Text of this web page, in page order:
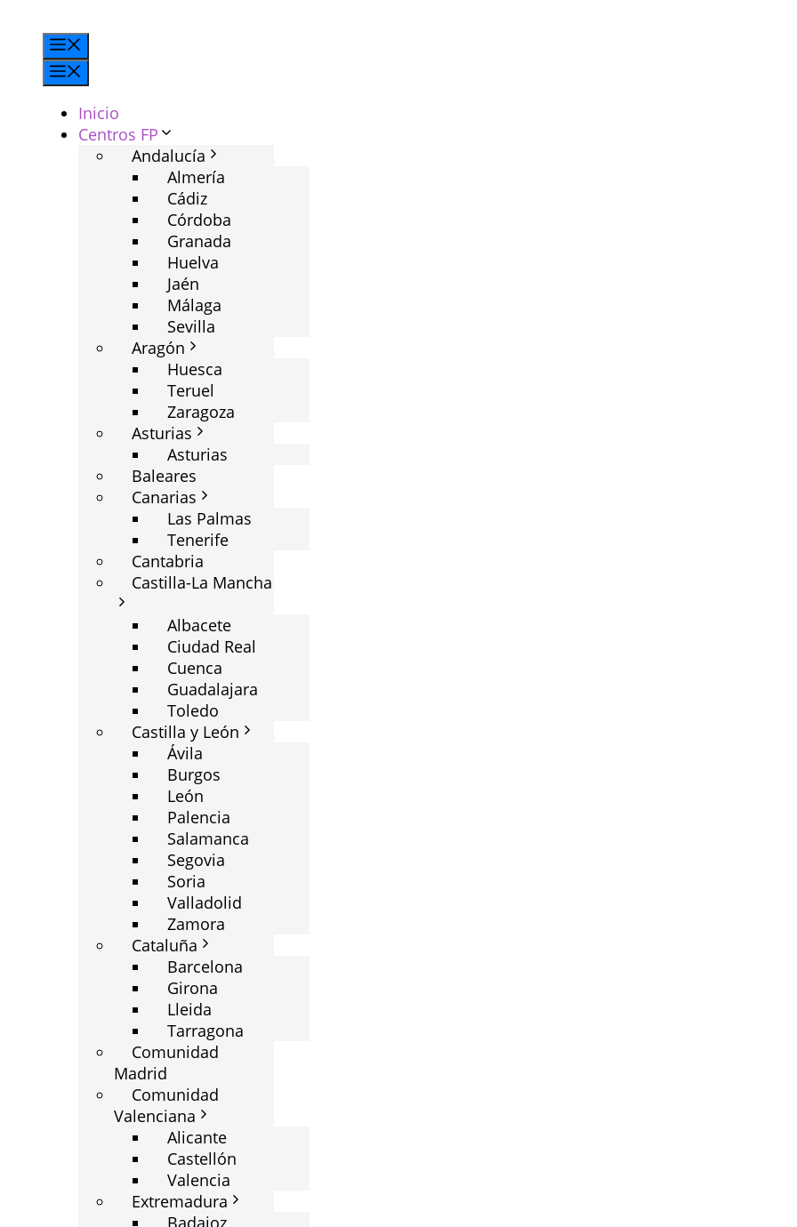
contenido
Inicio
Centros FP
Andalucía
Almería
Cádiz
Córdoba
Granada
Huelva
Jaén
Málaga
Sevilla
Aragón
Huesca
Teruel
Zaragoza
Asturias
Asturias
Baleares
Canarias
Las Palmas
Tenerife
Cantabria
Castilla-La Mancha
Albacete
Ciudad Real
Cuenca
Guadalajara
Toledo
Castilla y León
Ávila
Burgos
León
Palencia
Salamanca
Segovia
Soria
Valladolid
Zamora
Cataluña
Barcelona
Girona
Lleida
Tarragona
Comunidad
Madrid
Comunidad
Valenciana
Alicante
Castellón
Valencia
Extremadura
Badajoz